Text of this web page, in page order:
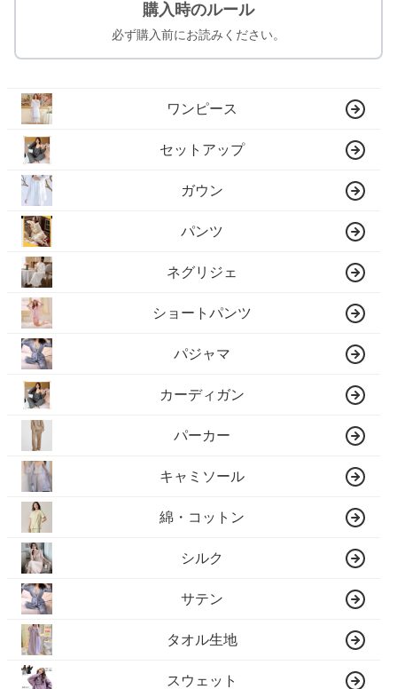
購入時のルール
必ず購入前にお読みください。
ワンピース
セットアップ
ガウン
パンツ
ネグリジェ
ショートパンツ
パジャマ
カーディガン
パーカー
キャミソール
綿・コットン
シルク
サテン
タオル生地
スウェット